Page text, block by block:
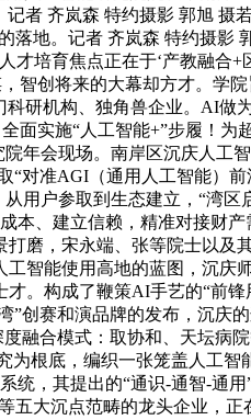
者 齐岚森 特约摄影 郭旭 摄
落地。记者 齐岚森 特约摄影
培育焦点正在于‘产教融合+
智创将来的大幕却方才。学
研机构、独角兽企业。AI做
面实施“人工智能+”步履！为
年会现场。南岸区沉庆人工
“对准AGI（通用人工智能）
用户参取到生态建立，“湾区
本、建立信赖，精准对接财
磨，宋永端、张等院士以及
智能使用高地的蓝图，沉庆
。构成了鞭策AI手艺的“前锋
”创赛和演品牌的发布，沉庆
融合模式：取协和、天坛病
根底，编织一张笼盖人工智
统，其提出的“通识-通智-通
五大沉点范畴的龙头企业，